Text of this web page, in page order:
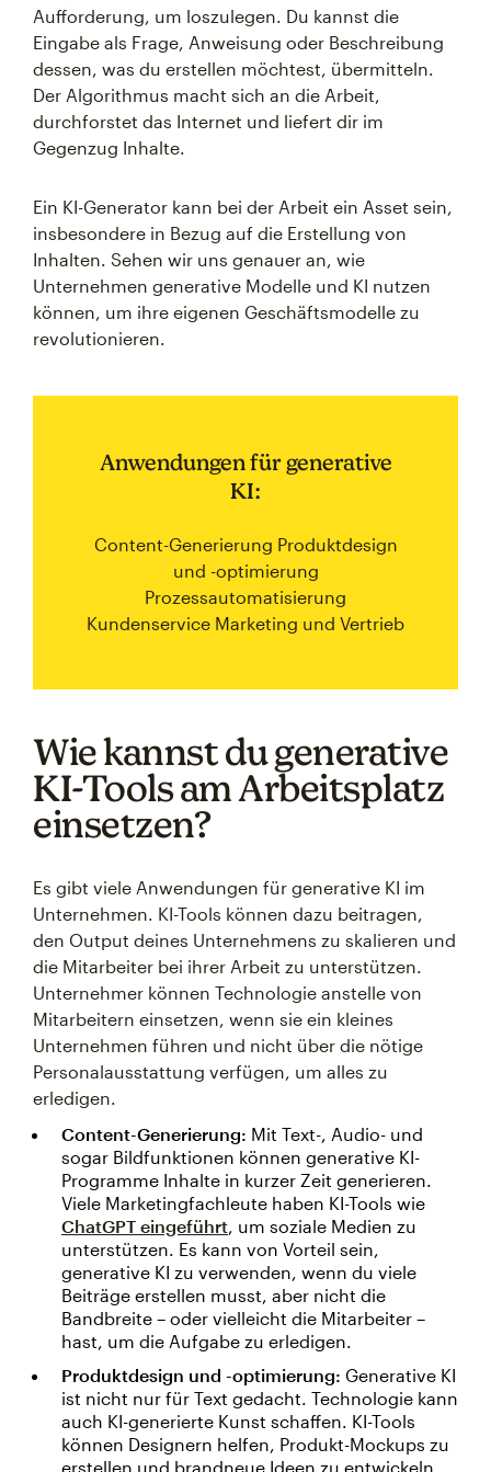
Aufforderung, um loszulegen. Du kannst die
Eingabe als Frage, Anweisung oder Beschreibung
dessen, was du erstellen möchtest, übermitteln.
Der Algorithmus macht sich an die Arbeit,
durchforstet das Internet und liefert dir im
Gegenzug Inhalte.
Ein KI-Generator kann bei der Arbeit ein Asset sein,
insbesondere in Bezug auf die Erstellung von
Inhalten. Sehen wir uns genauer an, wie
Unternehmen generative Modelle und KI nutzen
können, um ihre eigenen Geschäftsmodelle zu
revolutionieren.
Anwendungen für generative
KI:
Content-Generierung Produktdesign
und -optimierung
Prozessautomatisierung
Kundenservice Marketing und Vertrieb
Wie kannst du generative
KI-Tools am Arbeitsplatz
einsetzen?
Es gibt viele Anwendungen für generative KI im
Unternehmen. KI-Tools können dazu beitragen,
den Output deines Unternehmens zu skalieren und
die Mitarbeiter bei ihrer Arbeit zu unterstützen.
Unternehmer können Technologie anstelle von
Mitarbeitern einsetzen, wenn sie ein kleines
Unternehmen führen und nicht über die nötige
Personalausstattung verfügen, um alles zu
erledigen.
Content-Generierung: Mit Text-, Audio- und
sogar Bildfunktionen können generative KI-
Programme Inhalte in kurzer Zeit generieren.
Viele Marketingfachleute haben KI-Tools wie
ChatGPT eingeführt, um soziale Medien zu
unterstützen. Es kann von Vorteil sein,
generative KI zu verwenden, wenn du viele
Beiträge erstellen musst, aber nicht die
Bandbreite – oder vielleicht die Mitarbeiter –
hast, um die Aufgabe zu erledigen.
Produktdesign und -optimierung: Generative KI
ist nicht nur für Text gedacht. Technologie kann
auch KI-generierte Kunst schaffen. KI-Tools
können Designern helfen, Produkt-Mockups zu
erstellen und brandneue Ideen zu entwickeln,